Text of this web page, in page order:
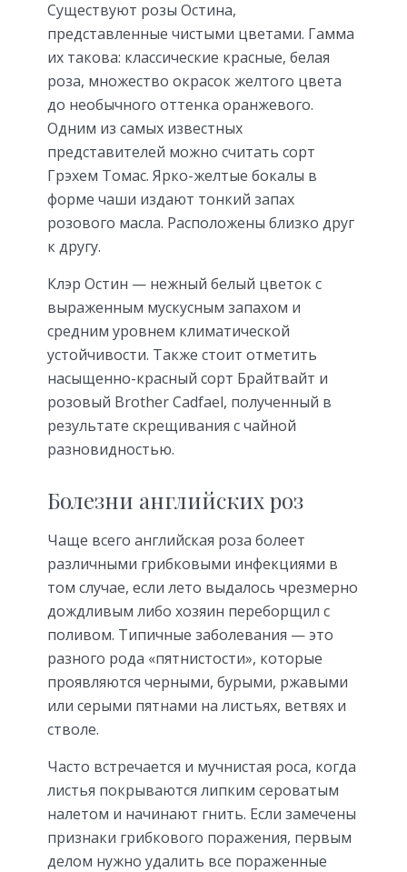
Существуют розы Остина,
представленные чистыми цветами. Гамма
их такова: классические красные, белая
роза, множество окрасок желтого цвета
до необычного оттенка оранжевого.
Одним из самых известных
представителей можно считать сорт
Грэхем Томас. Ярко-желтые бокалы в
форме чаши издают тонкий запах
розового масла. Расположены близко друг
к другу.
Клэр Остин — нежный белый цветок с
выраженным мускусным запахом и
средним уровнем климатической
устойчивости. Также стоит отметить
насыщенно-красный сорт Брайтвайт и
розовый Brother Cadfael, полученный в
результате скрещивания с чайной
разновидностью.
Болезни английских роз
Чаще всего английская роза болеет
различными грибковыми инфекциями в
том случае, если лето выдалось чрезмерно
дождливым либо хозяин переборщил с
поливом. Типичные заболевания — это
разного рода «пятнистости», которые
проявляются черными, бурыми, ржавыми
или серыми пятнами на листьях, ветвях и
стволе.
Часто встречается и мучнистая роса, когда
листья покрываются липким сероватым
налетом и начинают гнить. Если замечены
признаки грибкового поражения, первым
делом нужно удалить все пораженные